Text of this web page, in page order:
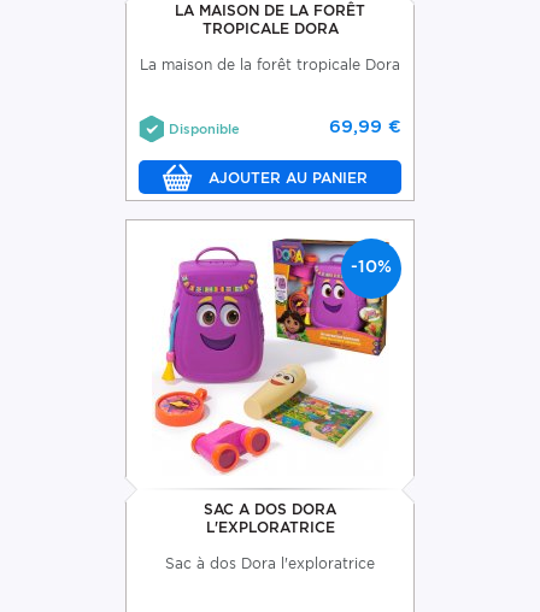
LA MAISON DE LA FORÊT
TROPICALE DORA
La maison de la forêt tropicale Dora
69,99 €
Disponible
-10%
SAC A DOS DORA
L'EXPLORATRICE
Sac à dos Dora l'exploratrice